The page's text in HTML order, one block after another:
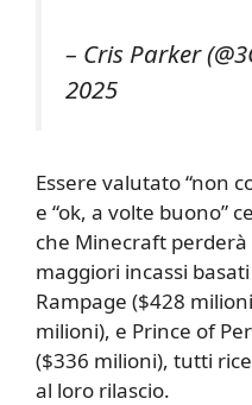
– Cris Parker
2025
Essere valutato “non
e “ok, a volte buono”
che Minecraft perderà
maggiori incassi
Rampage ($428
milioni), e Prince of
($336 milioni), tutti
al loro rilascio.